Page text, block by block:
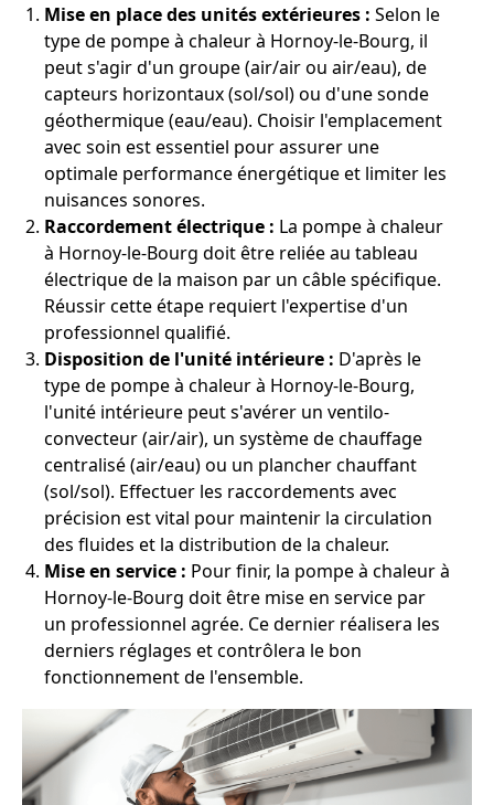
Mise en place des unités extérieures : Selon le
type de pompe à chaleur à Hornoy-le-Bourg, il
peut s'agir d'un groupe (air/air ou air/eau), de
capteurs horizontaux (sol/sol) ou d'une sonde
géothermique (eau/eau). Choisir l'emplacement
avec soin est essentiel pour assurer une
optimale performance énergétique et limiter les
nuisances sonores.
Raccordement électrique : La pompe à chaleur
à Hornoy-le-Bourg doit être reliée au tableau
électrique de la maison par un câble spécifique.
Réussir cette étape requiert l'expertise d'un
professionnel qualifié.
Disposition de l'unité intérieure : D'après le
type de pompe à chaleur à Hornoy-le-Bourg,
l'unité intérieure peut s'avérer un ventilo-
convecteur (air/air), un système de chauffage
centralisé (air/eau) ou un plancher chauffant
(sol/sol). Effectuer les raccordements avec
précision est vital pour maintenir la circulation
des fluides et la distribution de la chaleur.
Mise en service : Pour finir, la pompe à chaleur à
Hornoy-le-Bourg doit être mise en service par
un professionnel agrée. Ce dernier réalisera les
derniers réglages et contrôlera le bon
fonctionnement de l'ensemble.